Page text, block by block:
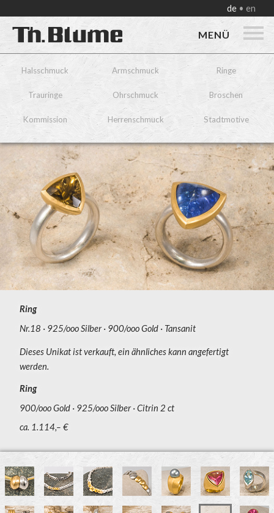
de en
MENÜ
Halsschmuck Armschmuck Ringe
Trauringe Ohrschmuck Broschen
Kommission Herrenschmuck Stadtmotive
Ring
Nr.18
925/ooo Silber 900/ooo Gold Tansanit
Dieses Unikat ist verkauft, ein ähnliches kann angefertigt
werden.
Ring
900/ooo Gold
925/ooo Silber Citrin 2 ct
ca. 1.114,– €